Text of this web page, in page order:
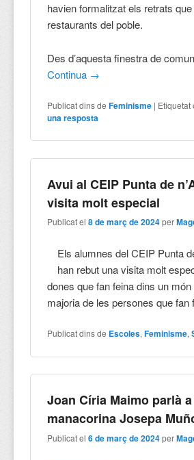
havien formalitzat els retrats
restaurants del poble.
Des d’aquesta finestra de
Continua →
Publicat dins de Feminisme | Etiquetat
una resposta
Avui al CEIP Punta de
visita molt especial
Publicat el8 de març de 2024 per
Els alumnes del CEIP Punta
han rebut una visita molt
dones que fan feina dins un
majoria de les persones que
Publicat dins de Escoles,Feminisme,
Joan Círia Maimo parlà
manacorina Josepa
Publicat el6 de març de 2024 per